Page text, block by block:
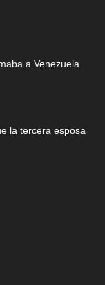
a Venezuela
la tercera esposa